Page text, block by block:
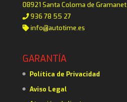
08921 Santa Coloma de Gramanet
936 78 55 27
info@autotime.es
GARANTÍA
Política de Privacidad
Aviso Legal